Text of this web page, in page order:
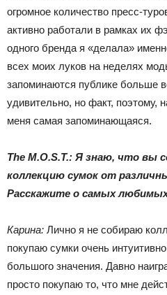
огромное количество пресс-
активно работали в рамках их
одного бренда я «делала»
всех моих луков на неделях
запоминаются публике больше
удивительно, но факт, поэтому,
меня самая запоминающаяся.
The M.O.S.T.: Я знаю, что вы
коллекцию сумок от
Расскажите о самых
Карина: Лично я не собираю
покупаю сумки очень
большого значения. Давно
просто покупаю то, что мне